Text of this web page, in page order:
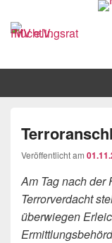
Schwerin
Veröffentlicht am
Am Tag nach der
Terrorverdacht
überwiegen